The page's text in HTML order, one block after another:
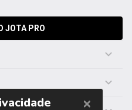
JOTA PRO